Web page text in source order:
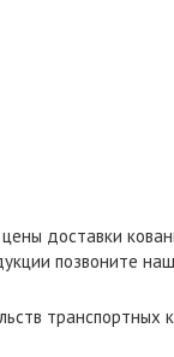
доставки
позвоните
транспортных